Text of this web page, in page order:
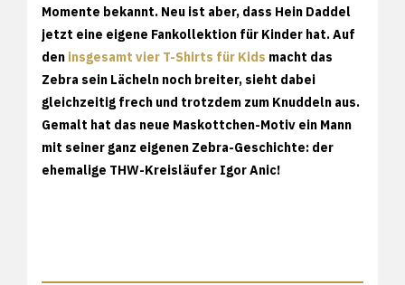
Momente bekannt. Neu ist aber, dass Hein Daddel
jetzt eine eigene Fankollektion für Kinder hat. Auf
den insgesamt vier T-Shirts für Kids macht das
Zebra sein Lächeln noch breiter, sieht dabei
gleichzeitig frech und trotzdem zum Knuddeln aus.
Gemalt hat das neue Maskottchen-Motiv ein Mann
mit seiner ganz eigenen Zebra-Geschichte: der
ehemalige THW-Kreisläufer Igor Anic!